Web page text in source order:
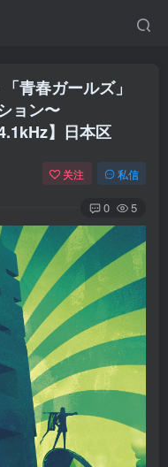
青春ガールズ」
ョン〜
】日本区
关注 私信
0 5